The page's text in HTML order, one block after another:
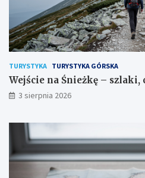
TURYSTYKA TURYSTYKA GÓRSKA
Wejście na Śnieżkę – szlaki,
3 sierpnia 2026